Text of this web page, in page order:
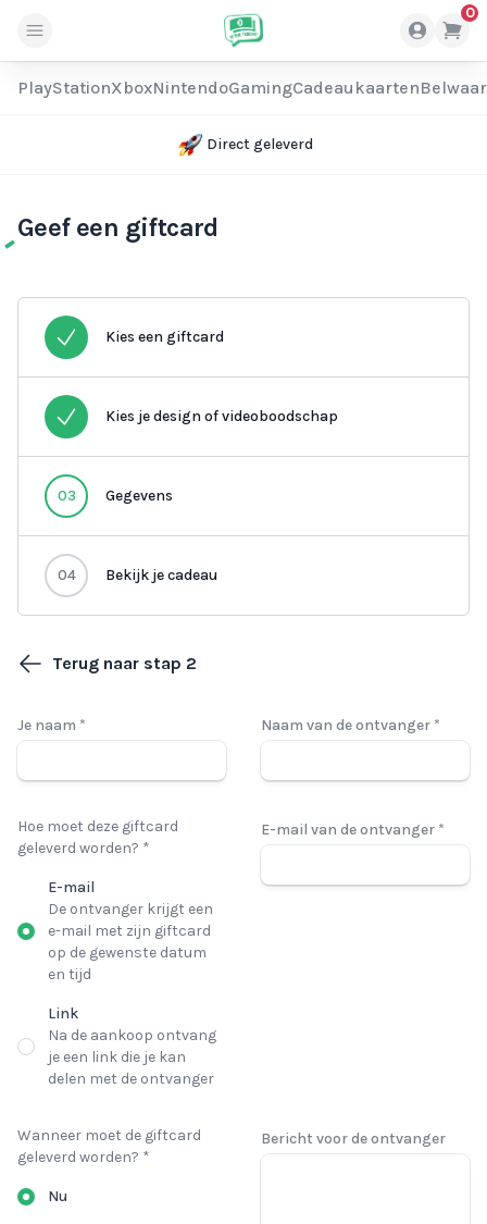
0
PlayStationXboxNintendoGamingCadeaukaarten
Direct geleverd
Geef een giftcard
Kies een giftcard
Kies je design of videoboodschap
03 Gegevens
04 Bekijk je cadeau
Terug naar stap 2
Je naam * Naam van de ontvanger *
Hoe moet deze giftcard
geleverd worden? *
E-mail
De ontvanger krijgt een
e-mail met zijn giftcard
op de gewenste datum
en tijd
Link
Na de aankoop ontvang
je een link die je kan
delen met de ontvanger
E-mail van de ontvanger *
Wanneer moet de giftcard
geleverd worden? *
Nu
Bericht voor de ontvanger